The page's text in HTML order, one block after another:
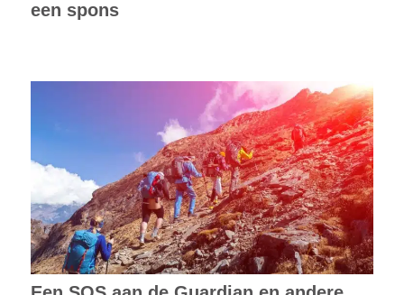
Een SOS aan de Guardian en andere
meehobbelaars in de dagelijkse orde